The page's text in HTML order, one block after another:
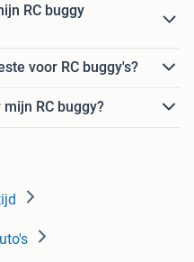
RC buggy
voor RC buggy's?
RC buggy?